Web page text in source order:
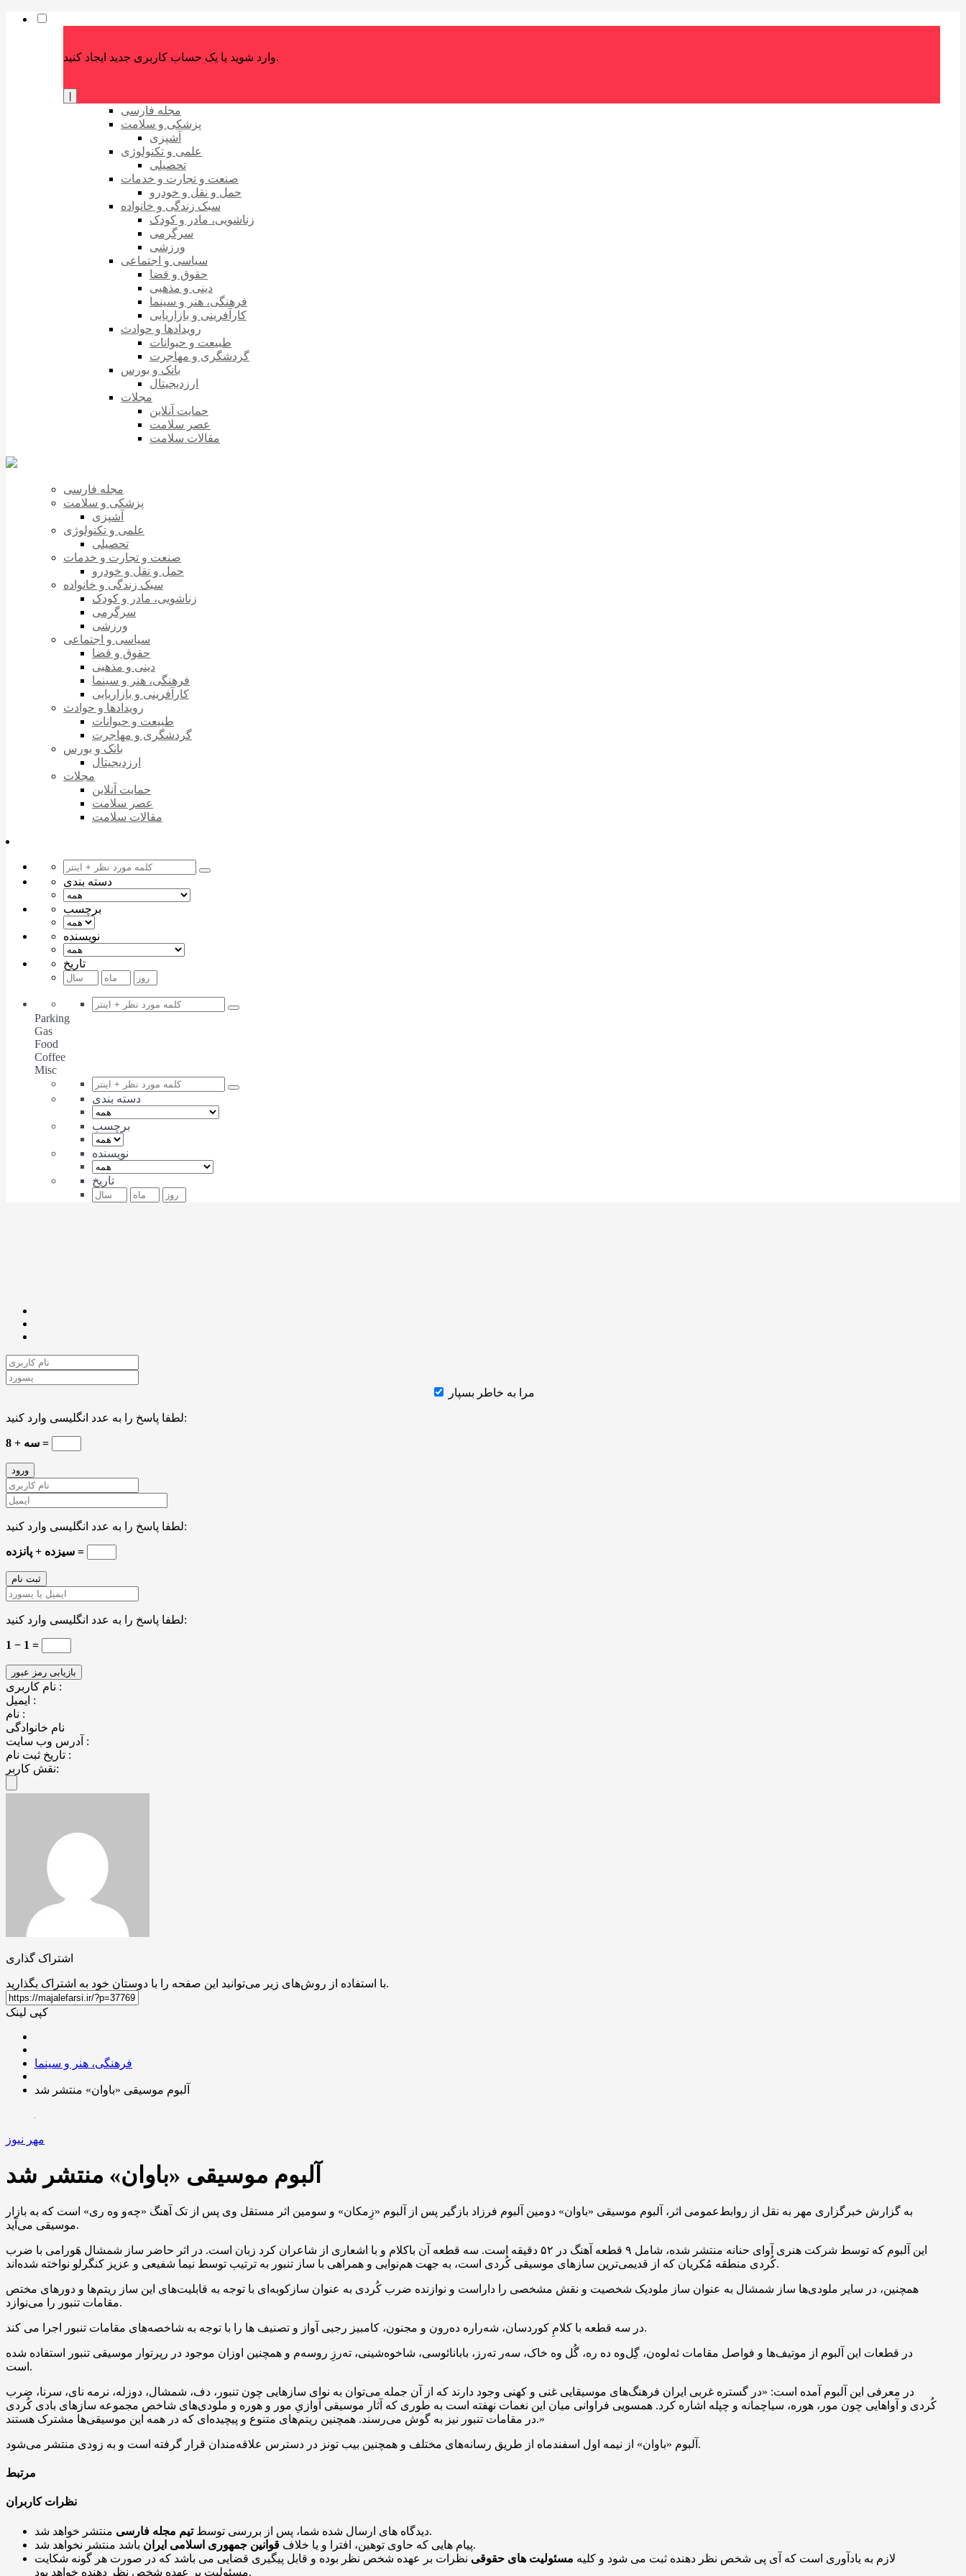
وارد شوید یا یک حساب کاربری جدید ایجاد کنید.
مجله فارسی
پزشکی و سلامت
آشپزی
علمی و تکنولوژی
تحصیلی
صنعت و تجارت و خدمات
حمل و نقل و خودرو
سبک زندگی و خانواده
زناشویی، مادر و کودک
سرگرمی
ورزشی
سیاسی و اجتماعی
حقوق و قضا
دینی و مذهبی
فرهنگی، هنر و سینما
کارآفرینی و بازاریابی
رویدادها و حوادث
طبیعت و حیوانات
گردشگری و مهاجرت
بانک و بورس
ارزدیجیتال
مجلات
حمایت آنلاین
عصر سلامت
مقالات سلامت
مجله فارسی
پزشکی و سلامت
آشپزی
علمی و تکنولوژی
تحصیلی
صنعت و تجارت و خدمات
حمل و نقل و خودرو
سبک زندگی و خانواده
زناشویی، مادر و کودک
سرگرمی
ورزشی
سیاسی و اجتماعی
حقوق و قضا
دینی و مذهبی
فرهنگی، هنر و سینما
کارآفرینی و بازاریابی
رویدادها و حوادث
طبیعت و حیوانات
گردشگری و مهاجرت
بانک و بورس
ارزدیجیتال
مجلات
حمایت آنلاین
عصر سلامت
مقالات سلامت
دسته بندی
برچسب
نویسنده
تاریخ
Parking
Gas
Food
Coffee
Misc
دسته بندی
برچسب
نویسنده
تاریخ
مرا به خاطر بسپار
لطفا پاسخ را به عدد انگلیسی وارد کنید:
سه + 8 =
لطفا پاسخ را به عدد انگلیسی وارد کنید:
سیزده + پانزده =
لطفا پاسخ را به عدد انگلیسی وارد کنید:
1 − 1 =
نام کاربری :
ایمیل :
نام :
نام خانوادگی
آدرس وب سایت :
تاریخ ثبت نام :
نقش کاربر:
اشتراک گذاری
با استفاده از روش‌های زیر می‌توانید این صفحه را با دوستان خود به اشتراک بگذارید.
کپی لینک
فرهنگی، هنر و سینما
آلبوم موسیقی «باوان» منتشر شد
مهر نیوز
آلبوم موسیقی «باوان» منتشر شد
به گزارش خبرگزاری مهر به نقل از روابط‌عمومی اثر، آلبوم موسیقی «باوان» دومین آلبوم فرزاد بازگیر پس از آلبوم «زِمکان» و سومین اثر مستقل وی پس از تک آهنگ «چه‌و وه ری» است که به بازار
موسیقی می‌آید.
این آلبوم که توسط شرکت هنری آوای حنانه منتشر شده، شامل ۹ قطعه آهنگ در ۵۲ دقیقه است. سه قطعه آن باکلام و با اشعاری از شاعران کرد زبان است. در اثر حاضر ساز شمشال هَورامی با ضرب
کُردی منطقه مُکریان که از قدیمی‌ترین سازهای موسیقی کُردی است، به جهت هم‌نوایی و همراهی با ساز تنبور به ترتیب توسط نیما شفیعی و عزیز کنگرلو نواخته شده‌اند.
همچنین، در سایر ملودی‌ها ساز شمشال به عنوان ساز ملودیک شخصیت و نقش مشخصی را داراست و نوازنده ضرب کُردی به عنوان سازکوبه‌ای با توجه به قابلیت‌های این ساز ریتم‌ها و دورهای مختص
مقامات تنبور را می‌نوازد.
در سه قطعه با کلامِ کوردسان، شه‌راره ده‌رون و مجنون، کامبیز رجبی آواز و تصنیف ها را با توجه به شاخصه‌های مقامات تنبور اجرا می کند.
در قطعات این آلبوم از موتیف‌ها و فواصل مقامات ئه‌لوه‌ن، گِل‌وه ده ره، گُل وه خاک، سه‌ر ته‌رز، بابانائوسی، شاخوه‌شینی، ته‌رزِ روسه‌م و همچنین اوزان موجود در رپرتوار موسیقی تنبور استفاده شده
است.
در معرفی این آلبوم آمده است: «در گستره غربی ایران فرهنگ‌های موسیقایی غنی و کهنی وجود دارند که از آن جمله می‌توان به نوای سازهایی چون تنبور، دف، شمشال، دوزله، نرمه نای، سرنا، ضرب
کُردی و آواهایی چون مور، هوره، سیاچمانه و چپله اشاره کرد. همسویی فراوانی میان این نغمات نهفته است به طوری که آثار موسیقی آوازیِ مور و هوره و ملودی‌های شاخص مجموعه سازهای بادی کُردی
در مقامات تنبور نیز به گوش می‌رسند. همچنین ریتم‌های متنوع و پیچیده‌ای که در همه این موسیقی‌ها مشترک هستند.»
آلبوم «باوان» از نیمه اول اسفندماه از طریق رسانه‌های مختلف و همچنین بیب تونز در دسترس علاقه‌مندان قرار گرفته است و به زودی منتشر می‌شود.
مرتبط
نظرات کاربران
دیدگاه های ارسال شده شما، پس از بررسی توسطتیم مجله فارسی
منتشر خواهد شد.
پیام هایی که حاوی توهین، افترا و یا خلاف قوانین جمهوری اسلامی ایران
باشد منتشر نخواهد شد.
لازم به یادآوری است که آی پی شخص نظر دهنده ثبت می شود و کلیه مسئولیت های حقوقی نظرات بر عهده شخص نظر بوده و قابل پیگیری قضایی می باشد که در صورت هر گونه شکایت
مسئولیت بر عهده شخص نظر دهنده خواهد بود.